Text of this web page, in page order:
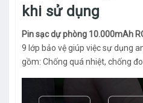
khi sử dụng
Pin sạc dự phòng 10.000mAh
9 lớp bảo vệ giúp việc sự dụng
gồm: Chống quá nhiệt, chống